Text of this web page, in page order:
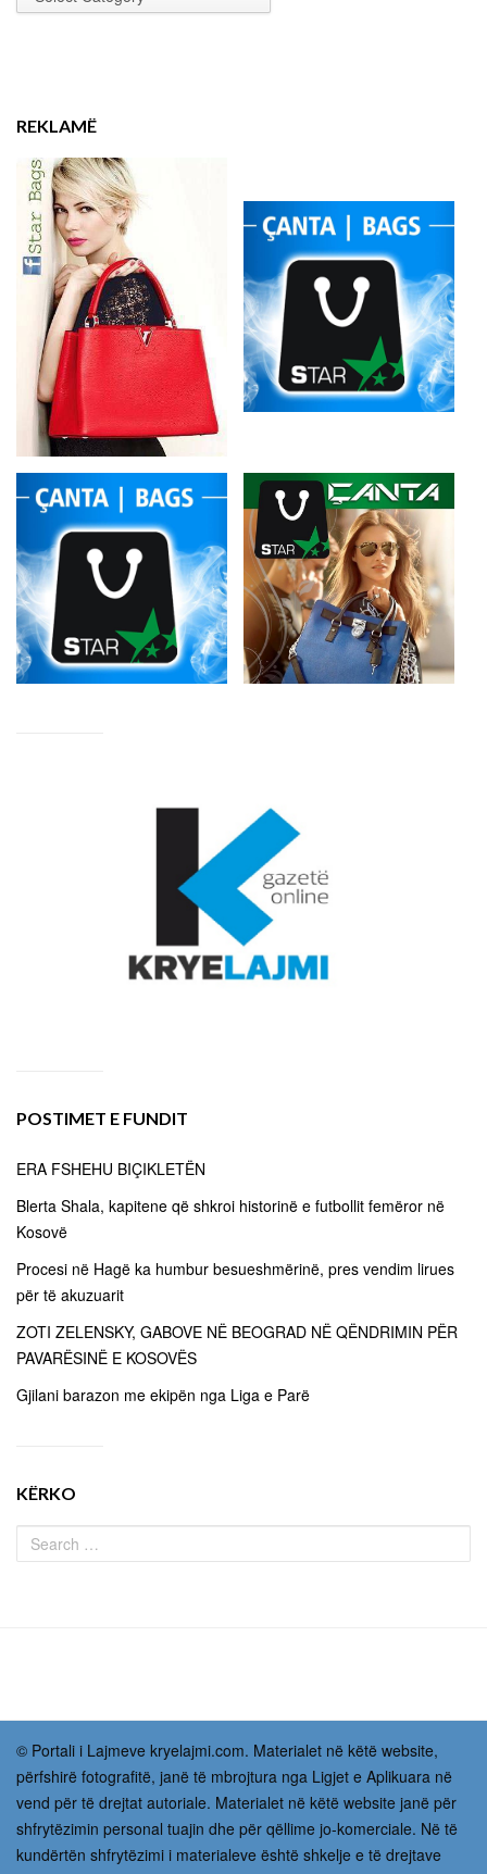
REKLAMË
POSTIMET E FUNDIT
ERA FSHEHU BIÇIKLETËN
Blerta Shala, kapitene që shkroi historinë e futbollit femëror në
Kosovë
Procesi në Hagë ka humbur besueshmërinë, pres vendim lirues
për të akuzuarit
ZOTI ZELENSKY, GABOVE NË BEOGRAD NË QËNDRIMIN PËR
PAVARËSINË E KOSOVËS
Gjilani barazon me ekipën nga Liga e Parë
KËRKO
© Portali i Lajmeve kryelajmi.com. Materialet në këtë website,
përfshirë fotografitë, janë të mbrojtura nga Ligjet e Aplikuara në
vend për të drejtat autoriale. Materialet në këtë website janë për
shfrytëzimin personal tuajin dhe për qëllime jo-komerciale. Në të
kundërtën shfrytëzimi i materialeve është shkelje e të drejtave